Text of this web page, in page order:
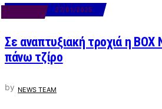
27/01/2025
Σε αναπτυξιακή τροχιά η BOX
πάνω τζίρο
by NEWS TEAM